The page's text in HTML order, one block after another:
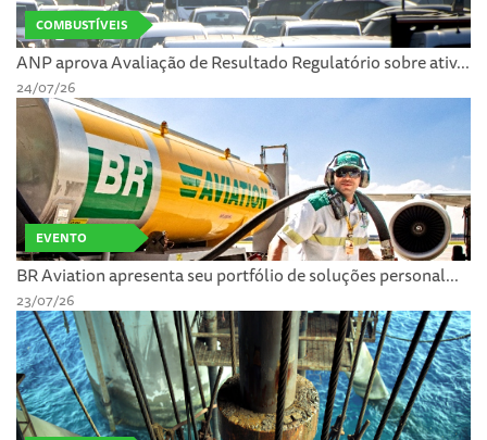
COMBUSTÍVEIS
ANP aprova Avaliação de Resultado Regulatório sobre ativ...
24/07/26
EVENTO
BR Aviation apresenta seu portfólio de soluções personal...
23/07/26